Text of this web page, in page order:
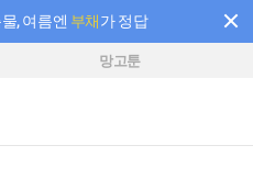
, 여름엔 부채가 정답
하세요! 새로워진 AI 부스터 요금제
망고툰